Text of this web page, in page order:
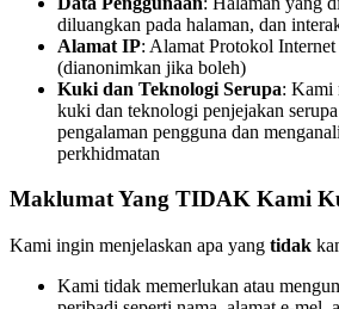
diluangkan pada halaman, dan
Alamat IP: Alamat Protokol Internet
(dianonimkan jika boleh)
Kuki dan Teknologi Serupa: Kami
kuki dan teknologi penjejakan
pengalaman pengguna dan
perkhidmatan
Maklumat Yang TIDAK Kami
Kami ingin menjelaskan apa yang tidak
Kami tidak memerlukan atau